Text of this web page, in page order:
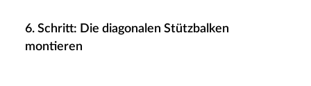
6. Schritt: Die diagonalen Stützbalken
montieren